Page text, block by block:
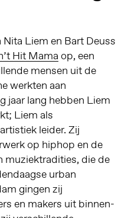
Liem en Bart Deuss
Hit Mama op, een
mensen uit de
werkten aan
jaar lang hebben Liem
Liem als
leider. Zij
op hiphop en de
muziektradities, die de
urban
gingen zij
en makers uit binnen-